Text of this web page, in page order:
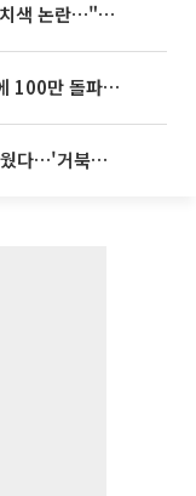
김희철, '뒤집힌 태극기' 지적 후 정치색 논란…"좌우 떠나 우리나라 국기"
놀란 감독 '오디세이', 개봉 4일 만에 100만 돌파⋯'왕사남' 보다 빠르다
'불명' 문세윤, 故 터틀맨 빈자리 채웠다…'거북이' 눈물의 최종 우승